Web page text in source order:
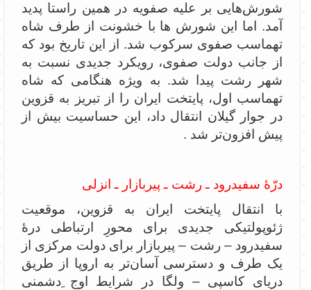
شورش‌هایی بر علیه صفویه در همین راستا پدید
آمد. اما این شورش‌ ها با خشونت از طرف شاه
تهماسب صفوی سرکوب شد. از این تاریخ بود که
از جانب دولت صفوی، رویکرد جدیدی نسبت به
شهر رشت پیدا شد. به ویژه هنگامی که شاه
تهماسب اول، پایتخت ایران را از تبریز به قزوین
در جوار گیلان انتقال داد، این حساسیت بیش از
پیش افزون‌تر شد .
درّۀ سفیدرود ـ رشت ـ پیربازار ـ انزلی
با انتقال پایتخت ایران به قزوین، موقعیت
ژئوپولتیکی جدیدی برای محورِ ارتباطی درۀ
سفیدرود – رشت – پیربازار برای دولت مرکزی از
یک طرف و دسترسی آسان‌تر به اروپا از طریق
دریای کاسپی – ولگا در شرایط اوج ِدشمنی